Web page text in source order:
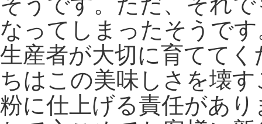
なってしまったそうです
生産者が大切に育てて
ちはこの美味しさを壊
粉に仕上げる責任があ